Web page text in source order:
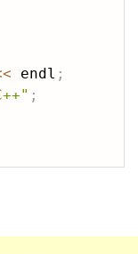
endl ;
;